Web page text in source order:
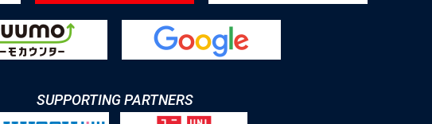
SUPPORTING PARTNERS